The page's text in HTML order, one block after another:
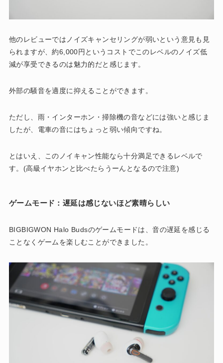
他のレビューではノイズキャンセリングが弱いという意見も見
られますが、約6,000円というコストでこのレベルのノイズ低
減が享受できるのは魅力的だと感じます。
外部の騒音を適度に抑えることができます。
ただし、雨・インターホン・掃除機の音などには強いと感じま
したが、電車の音にはちょっと弱い傾向ですね。
とはいえ、このノイキャン性能なら十分満足できるレベルで
す。(高級イヤホンと比べたらうーんとなるので注意)
ゲームモード：遅延は感じないほど素晴らしい
BIGBIGWON Halo Budsのゲームモードは、音の遅延を感じる
ことなくゲームを楽しむことができました。